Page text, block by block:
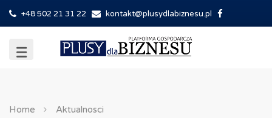
+48 502 21 31 22 kontakt@plusydlabiznesu.pl
Home Aktualnosci